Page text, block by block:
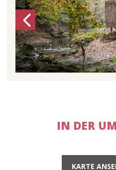
Previous
IN DER
KARTE